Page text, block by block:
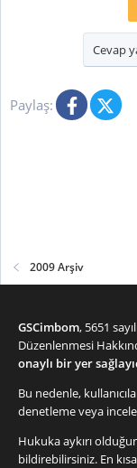
Cevap
Paylaş: Facebook
X
2009 Arşiv
GSCimbom, 5651
Düzenlenmesi
onaylı bir yer
Bu nedenle,
denetleme veya
Hukuka aykırı
bildirebilirsiniz. En